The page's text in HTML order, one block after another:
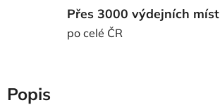
Přes 3000 výdejních míst
po celé ČR
Popis